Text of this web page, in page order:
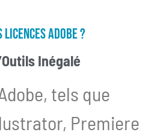
Adobe ?
Inégalé
tels que
Premiere